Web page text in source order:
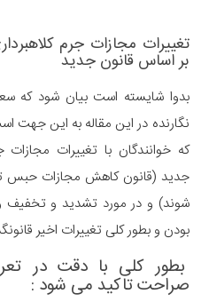
تغییرات مجازات جرم
بر اساس قانون جدید
بدوا شایسته است بیان شود که
نگارنده در این مقاله به این جهت
که خوانندگان با تغییرات
شوند) و در مورد تشدید و
بودن و بطور کلی تغییرات اخیر
بطور کلی با دقت در
صراحت تاکید می شود :